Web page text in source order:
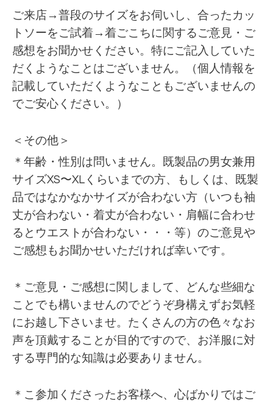
ご来店→普段のサイズをお伺いし、合ったカッ
トソーをご試着→着ごこちに関するご意見・ご
感想をお聞かせください。特にご記入していた
だくようなことはございません。（個人情報を
記載していただくようなこともございませんの
でご安心ください。）
＜その他＞
＊年齢・性別は問いません。既製品の男女兼用
サイズXS〜XLくらいまでの方、もしくは、既製
品ではなかなかサイズが合わない方（いつも袖
丈が合わない・着丈が合わない・肩幅に合わせ
るとウエストが合わない・・・等）のご意見や
ご感想もお聞かせいただければ幸いです。
＊ご意見・ご感想に関しまして、どんな些細な
ことでも構いませんのでどうぞ身構えずお気軽
にお越し下さいませ。たくさんの方の色々なお
声を頂戴することが目的ですので、お洋服に対
する専門的な知識は必要ありません。
＊こ参加くださったお客様へ、心ばかりではご